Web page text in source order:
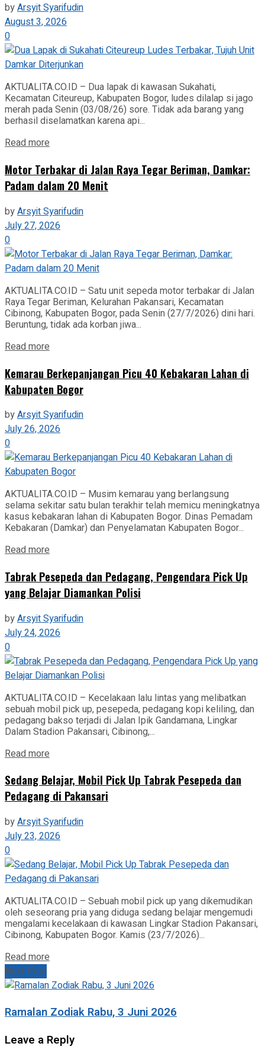
byArsyit Syarifudin
August 3, 2026
0
AKTUALITA.CO.ID – Dua lapak di kawasan Sukahati,
Kecamatan Citeureup, Kabupaten Bogor, ludes dilalap si jago
merah pada Senin (03/08/26) sore. Tidak ada barang yang
berhasil diselamatkan karena api...
Read more
Motor Terbakar di Jalan Raya Tegar Beriman, Damkar:
Padam dalam 20 Menit
byArsyit Syarifudin
July 27, 2026
0
AKTUALITA.CO.ID – Satu unit sepeda motor terbakar di Jalan
Raya Tegar Beriman, Kelurahan Pakansari, Kecamatan
Cibinong, Kabupaten Bogor, pada Senin (27/7/2026) dini hari.
Beruntung, tidak ada korban jiwa...
Read more
‎Kemarau Berkepanjangan Picu 40 Kebakaran Lahan di
Kabupaten Bogor
byArsyit Syarifudin
July 26, 2026
0
AKTUALITA.CO.ID – Musim kemarau yang berlangsung
selama sekitar satu bulan terakhir telah memicu meningkatnya
kasus kebakaran lahan di Kabupaten Bogor. Dinas Pemadam
Kebakaran (Damkar) dan Penyelamatan Kabupaten Bogor...
Read more
Tabrak Pesepeda dan Pedagang, Pengendara Pick Up
yang Belajar Diamankan Polisi
byArsyit Syarifudin
July 24, 2026
0
AKTUALITA.CO.ID – Kecelakaan lalu lintas yang melibatkan
sebuah mobil pick up, pesepeda, pedagang kopi keliling, dan
pedagang bakso terjadi di Jalan Ipik Gandamana, Lingkar
Dalam Stadion Pakansari, Cibinong,...
Read more
Sedang Belajar, Mobil Pick Up Tabrak Pesepeda dan
Pedagang di Pakansari
byArsyit Syarifudin
July 23, 2026
0
AKTUALITA.CO.ID – Sebuah mobil pick up yang dikemudikan
oleh seseorang pria yang diduga sedang belajar mengemudi
mengalami kecelakaan di kawasan Lingkar Stadion Pakansari,
Cibinong, Kabupaten Bogor. Kamis (23/7/2026)...
Read more
Next Post
Ramalan Zodiak Rabu, 3 Juni 2026
Leave a Reply